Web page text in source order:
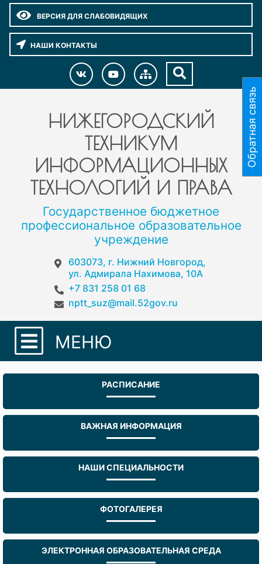
ВЕРСИЯ ДЛЯ СЛАБОВИДЯЩИХ
НАШИ КОНТАКТЫ
НИЖЕГОРОДСКИЙ
ТЕХНИКУМ
ИНФОРМАЦИОННЫХ
ТЕХНОЛОГИЙ И ПРАВА
Государственное бюджетное
профессиональное образовательное
учреждение
603073, г. Нижний Новгород,
ул. Адмирала Нахимова, 10А
+7 831 258 01 68
nptt_suz@mail.52gov.ru
МЕНЮ
РАСПИСАНИЕ
ВАЖНАЯ ИНФОРМАЦИЯ
НАШИ СПЕЦИАЛЬНОСТИ
ФОТОГАЛЕРЕЯ
ЭЛЕКТРОННАЯ ОБРАЗОВАТЕЛЬНАЯ СРЕДА
Обратная связь